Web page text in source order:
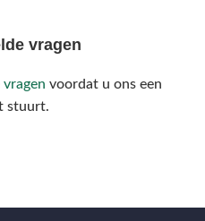
vragen
vragen voordat u ons een
stuurt.